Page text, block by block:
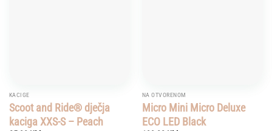
KACIGE
Scoot and Ride® dječja
kaciga XXS-S – Peach
NA OTVORENOM
Micro Mini Micro Deluxe
ECO LED Black